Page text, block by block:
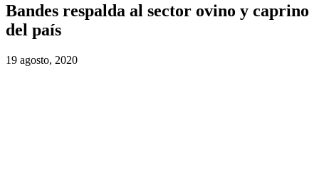
Bandes respalda al sector ovino y caprino
del país
19 agosto, 2020